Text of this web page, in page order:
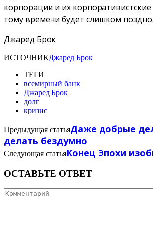
корпорации и их
тому времени будет слишком поздно.
Джаред Брок
ИСТОЧНИКДжаред Брок
ТЕГИ
всемирный банк
Джаред Брок
долг
кризис
Предыдущая статьяДаже добрые
делать бездумно
Следующая статьяКонец Эпохи
ОСТАВЬТЕ ОТВЕТ